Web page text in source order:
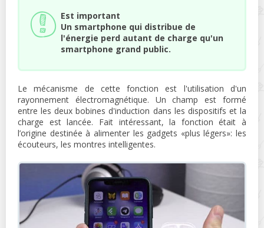
Est important
Un smartphone qui distribue de
l'énergie perd autant de charge qu'un
smartphone grand public.
Le mécanisme de cette fonction est l'utilisation d'un
rayonnement électromagnétique. Un champ est formé
entre les deux bobines d'induction dans les dispositifs et la
charge est lancée. Fait intéressant, la fonction était à
l’origine destinée à alimenter les gadgets «plus légers»: les
écouteurs, les montres intelligentes.